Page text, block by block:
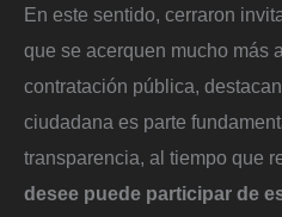
En este sentido, cerraron
que se acerquen mucho más
contratación pública,
ciudadana es parte
transparencia, al tiempo que
desee puede participar de